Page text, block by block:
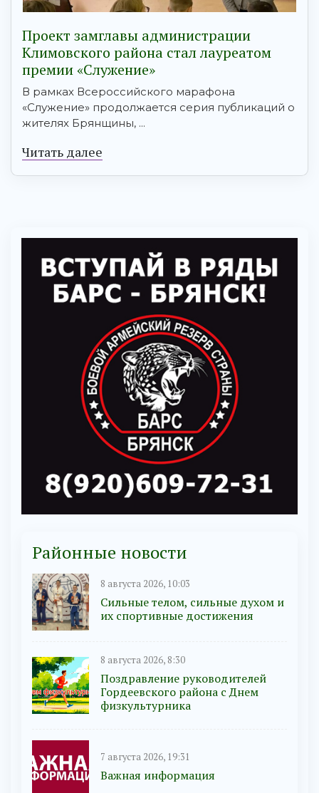
Проект замглавы администрации
Климовского района стал лауреатом
премии «Служение»
В рамках Всероссийского марафона
«Служение» продолжается серия публикаций о
жителях Брянщины, ...
Читать далее
Районные новости
8 августа 2026, 10:03
Сильные телом, сильные духом и
их спортивные достижения
8 августа 2026, 8:30
Поздравление руководителей
Гордеевского района с Днем
физкультурника
7 августа 2026, 19:31
Важная информация